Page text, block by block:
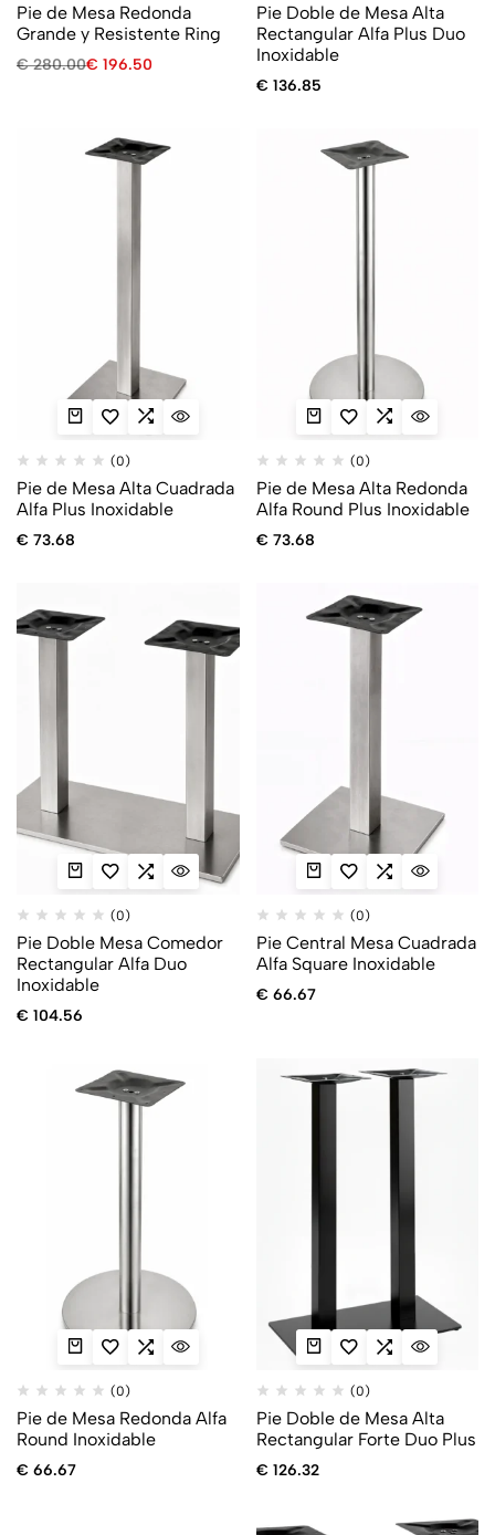
Pie de Mesa Redonda
Grande y Resistente Ring
€280.00€ 196.50
Pie Doble de Mesa Alta
Rectangular Alfa Plus Duo
Inoxidable
€ 136.85
(0)
Pie de Mesa Alta Cuadrada
Alfa Plus Inoxidable
€ 73.68
(0)
Pie de Mesa Alta Redonda
Alfa Round Plus Inoxidable
€ 73.68
(0)
Pie Doble Mesa Comedor
Rectangular Alfa Duo
Inoxidable
€ 104.56
(0)
Pie Central Mesa Cuadrada
Alfa Square Inoxidable
€ 66.67
(0)
Pie de Mesa Redonda Alfa
Round Inoxidable
€ 66.67
(0)
Pie Doble de Mesa Alta
Rectangular Forte Duo Plus
€ 126.32